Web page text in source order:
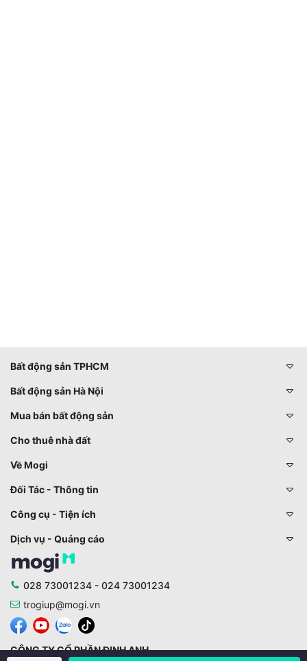
Bất động sản TPHCM
Bất động sản Hà Nội
Mua bán bất động sản
Cho thuê nhà đất
Về Mogi
Đối Tác - Thông tin
Công cụ - Tiện ích
Dịch vụ - Quảng cáo
028 73001234 - 024 73001234
trogiup@mogi.vn
CÔNG TY CỔ PHẦN ĐỊNH ANH